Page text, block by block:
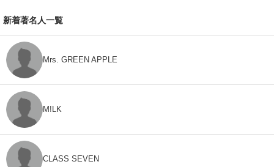
新着著名人一覧
Mrs. GREEN APPLE
M!LK
CLASS SEVEN